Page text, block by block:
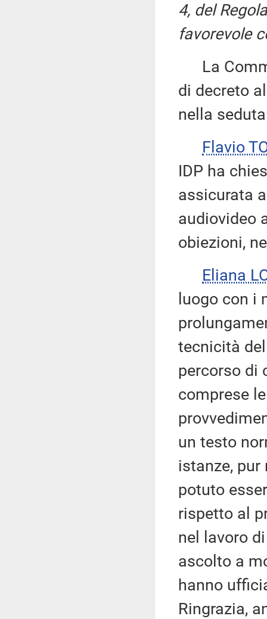
4, del
favorevole
La
di decreto
nella
Flavio
IDP ha
assicurata
audiovideo
obiezioni,
Eliana
luogo con i
tecnicità
percorso di
comprese
un testo
istanze,
potuto
rispetto al
nel lavoro
ascolto a
hanno
Ringrazia,